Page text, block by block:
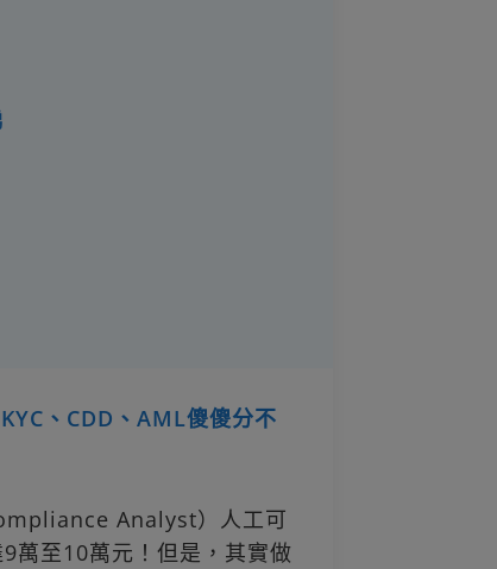
、CDD、AML傻傻分不
Analyst）人工可
萬至10萬元！但是，其實做